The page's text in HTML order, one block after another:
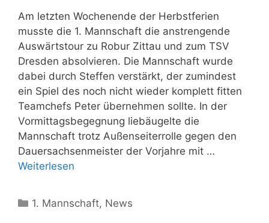
Am letzten Wochenende der Herbstferien
musste die 1. Mannschaft die anstrengende
Auswärtstour zu Robur Zittau und zum TSV
Dresden absolvieren. Die Mannschaft wurde
dabei durch Steffen verstärkt, der zumindest
ein Spiel des noch nicht wieder komplett fitten
Teamchefs Peter übernehmen sollte. In der
Vormittagsbegegnung liebäugelte die
Mannschaft trotz Außenseiterrolle gegen den
Dauersachsenmeister der Vorjahre mit …
Weiterlesen
Kategorien
1. Mannschaft, News